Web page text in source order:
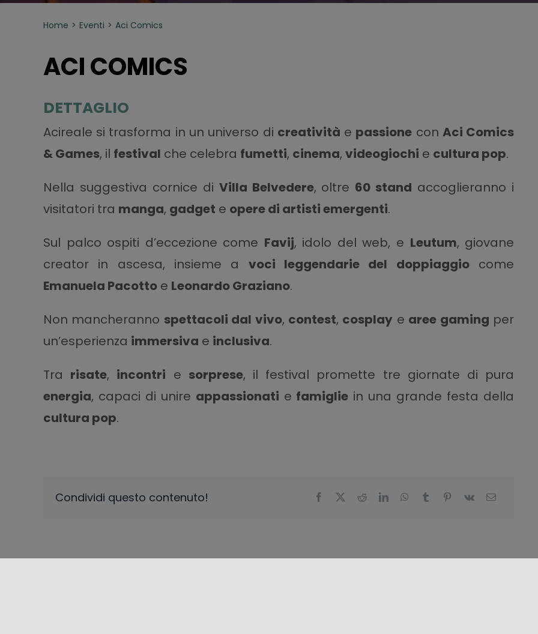
Home Eventi Aci Comics
ACI COMICS
DETTAGLIO
Acireale si trasforma in un universo di creatività e passione con Aci Comics
& Games, il festival che celebra fumetti, cinema, videogiochi e cultura pop.
Nella suggestiva cornice di Villa Belvedere, oltre 60 stand accoglieranno i
visitatori tra manga, gadget e opere di artisti emergenti.
Sul palco ospiti d’eccezione come Favij, idolo del web, e Leutum, giovane
creator in ascesa, insieme a voci leggendarie del doppiaggiocome
Emanuela Pacottoe Leonardo Graziano.
Non mancheranno spettacoli dal vivo, contest, cosplay e aree gaming per
un’esperienza immersiva e inclusiva.
Tra risate, incontri e sorprese, il festival promette tre giornate di pura
energia, capaci di unire appassionati e famiglie in una grande festa della
cultura pop.
Condividi questo contenuto!